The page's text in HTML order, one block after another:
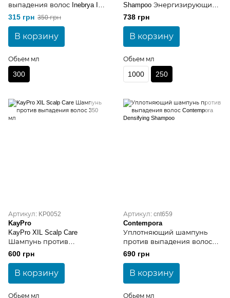
выпадения волос Inebrya Ice
Cream Energy Shampoo 300 мл
315 грн 350 грн
В корзину
Обьем мл
300
Shampoo Энергизирующий
шампунь 250 мл
738 грн
В корзину
Обьем мл
1000 250
Артикул: KP0052
KayPro
KayPro XIL Scalp Care
Шампунь против
выпадения волос 350 мл
600 грн
В корзину
Обьем мл
Артикул: cnt659
Contempora
Уплотняющий шампунь
против выпадения волос
Contempora Densifying
Shampoo
690 грн
В корзину
Обьем мл